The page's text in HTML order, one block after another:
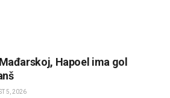
Hapoel ima gol
5, 2026